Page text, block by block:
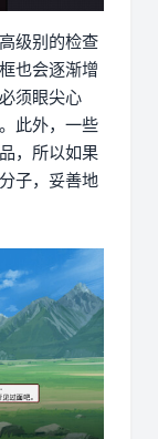
级别的检查
也会逐渐增
须眼尖心
此外，一些
，所以如果
子，妥善地